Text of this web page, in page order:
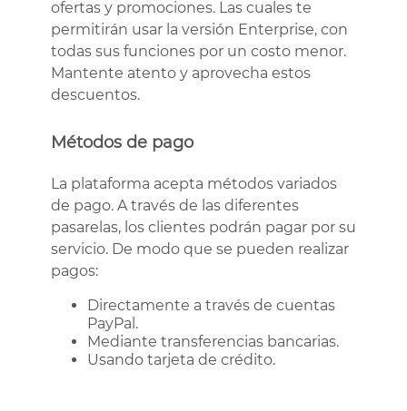
ofertas y promociones. Las cuales te
permitirán usar la versión Enterprise, con
todas sus funciones por un costo menor.
Mantente atento y aprovecha estos
descuentos.
Métodos de pago
La plataforma acepta métodos variados
de pago. A través de las diferentes
pasarelas, los clientes podrán pagar por su
servicio. De modo que se pueden realizar
pagos:
Directamente a través de cuentas
PayPal.
Mediante transferencias bancarias.
Usando tarjeta de crédito.